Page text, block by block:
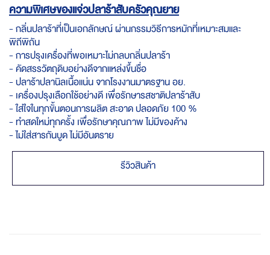
ความพิเศษของแจ่วปลาร้าสับครัวคุณยาย
- กลิ่นปลาร้าที่เป็นเอกลักษณ์ ผ่านกรรมวิธีการหมักที่เหมาะสมและ
พิถีพิถัน
- การปรุงเครื่องที่พอเหมาะไม่กลบกลิ่นปลาร้า
- คัดสรรวัตถุดิบอย่างดีจากแหล่งขึ้นชื่อ
- ปลาร้าปลานิลเนื้อแน่น จากโรงงานมาตรฐาน อย.
- เครื่องปรุงเลือกใช้อย่างดี เพื่อรักษารสชาติปลาร้าสับ
- ใส่ใจในทุกขั้นตอนการผลิต สะอาด ปลอดภัย 100 %
- ทำสดใหม่ทุกครั้ง เพื่อรักษาคุณภาพ ไม่มีของค้าง
- ไม่ใส่สารกันบูด ไม่มีอันตราย
รีวิวสินค้า